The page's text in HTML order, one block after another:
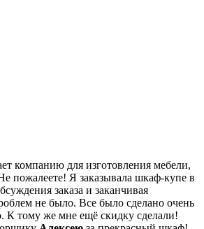
компанию для изготовления мебели,
пожалеете! Я заказывала шкаф-купе в
заказа и заканчивая
не было. Все было сделано очень
К тому же мне ещё скидку сделали!